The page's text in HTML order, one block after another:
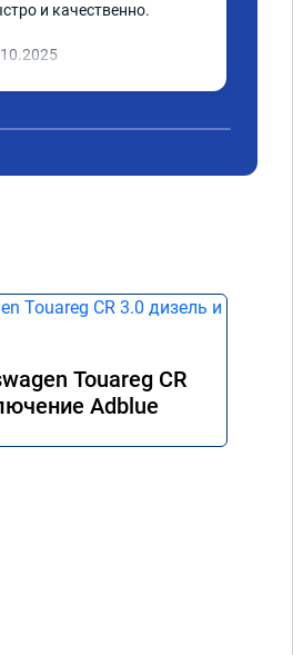
и качественно.
Touareg CR
Adblue